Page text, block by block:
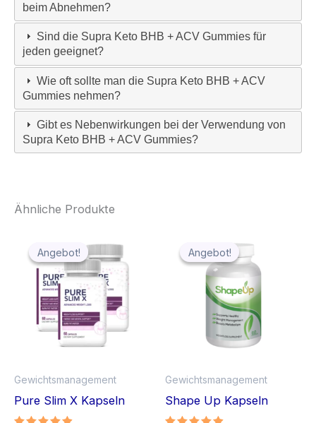
beim Abnehmen?
Sind die Supra Keto BHB + ACV Gummies für
jeden geeignet?
Wie oft sollte man die Supra Keto BHB + ACV
Gummies nehmen?
Gibt es Nebenwirkungen bei der Verwendung von
Supra Keto BHB + ACV Gummies?
Ähnliche Produkte
Angebot!
Angebot!
Gewichtsmanagement
Pure Slim X Kapseln
Angebot!
Angebot!
Gewichtsmanagement
Shape Up Kapseln